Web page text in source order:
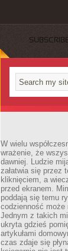
W wielu
wrażenie, że
dawniej. Ludzie
załatwia się przez
kliknięciem, a
przed ekranem.
poddają się temu
codzienność może
Jednym z takich
ukryta gdzieś
artykułami
czas zdaje się